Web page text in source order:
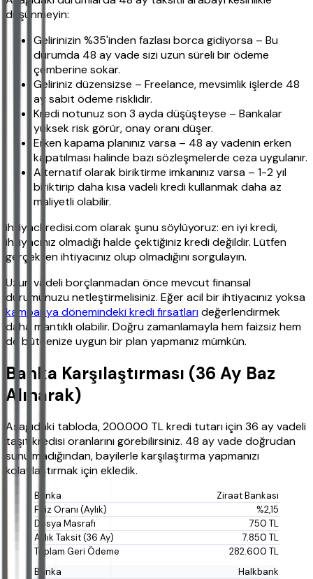
düşünmeyin:
Gelirinizin %35'inden fazlası borca gidiyorsa – Bu
durumda 48 ay vade sizi uzun süreli bir ödeme
çemberine sokar.
Geliriniz düzensizse – Freelance, mevsimlik işlerde 48
ay sabit ödeme risklidir.
Kredi notunuz son 3 ayda düşüşteyse – Bankalar
yüksek risk görür, onay oranı düşer.
Erken kapama planınız varsa – 48 ay vadenin erken
kapatılması halinde bazı sözleşmelerde ceza uygulanır.
Alternatif olarak biriktirme imkanınız varsa – 1-2 yıl
biriktirip daha kısa vadeli kredi kullanmak daha az
maliyetli olabilir.
ihtiyackredisi.com olarak şunu söylüyoruz: en iyi kredi,
ihtiyacınız olmadığı halde çektiğiniz kredi değildir. Lütfen
gerçekten ihtiyacınız olup olmadığını sorgulayın.
Uzun vadeli borçlanmadan önce mevcut finansal
durumunuzu netleştirmelisiniz. Eğer acil bir ihtiyacınız yoksa
kampanya dönemindeki kredi fırsatlarıdeğerlendirmek
daha mantıklı olabilir. Doğru zamanlamayla hem faizsiz hem
de bütçenize uygun bir plan yapmanız mümkün.
Banka Karşılaştırması (36 Ay Baz
Alınarak)
Aşağıdaki tabloda, 200.000 TL kredi tutarı için 36 ay vadeli
taşıt kredisi oranlarını görebilirsiniz. 48 ay vade doğrudan
sunulmadığından, bayilerle karşılaştırma yapmanızı
kolaylaştırmak için ekledik.
Ziraat Bankası
%2,15
750 TL
7.850 TL
282.600 TL
Halkbank